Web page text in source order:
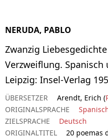
NERUDA, PABLO
Zwanzig
Verzweiflung.
Leipzig: Insel-Verlag
ÜBERSETZER Arendt, Erich (
ORIGINALSPRACHE
ZIELSPRACHE
Deutsch
ORIGINALTITEL
20 poemas